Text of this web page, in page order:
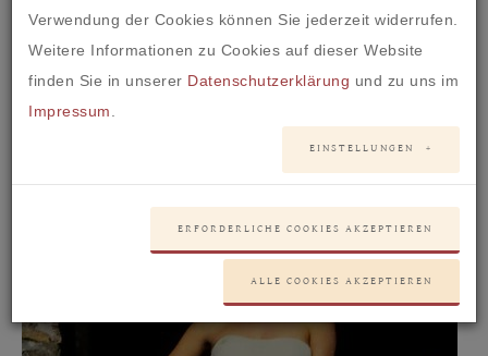
Print- und Online-Medien
NEWS & PRESSE
Verwendung der Cookies können Sie jederzeit widerrufen.
Weitere Informationen zu Cookies auf dieser Website
finden Sie in unserer Datenschutzerklärung und zu uns im
Impressum
EINSTELLUNGEN
ERFORDERLICHE COOKIES AKZEPTIEREN
ALLE COOKIES AKZEPTIEREN